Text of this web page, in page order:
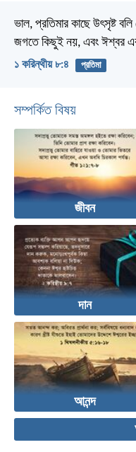
ভাল, প্রতিমার কাছে উৎসৃষ্ট
জগতে কিছুই নয়, এবং ঈশ্বর এক
১ করিন্থীয় ৮:৪ প্রতিমা
সম্পর্কিত বিষয়
জীবন
দান
আনন্দ